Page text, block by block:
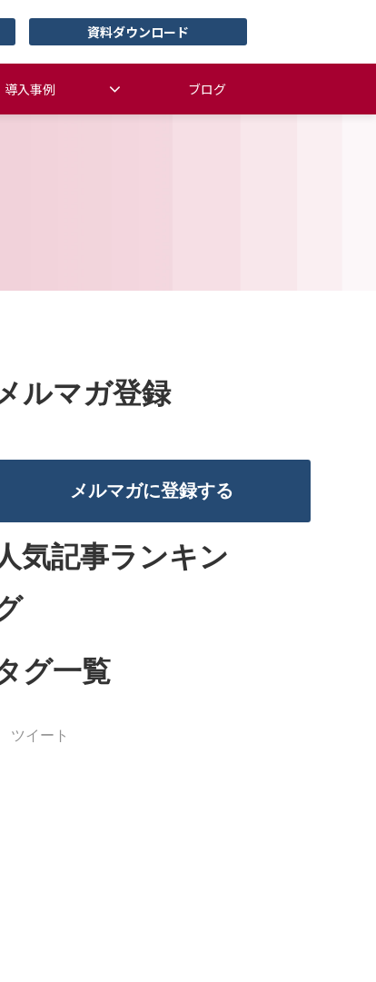
資料ダウンロード
導入事例 ブログ
ルマガ登録
メルマガに登録する
気記事ランキン
グ一覧
ツイート